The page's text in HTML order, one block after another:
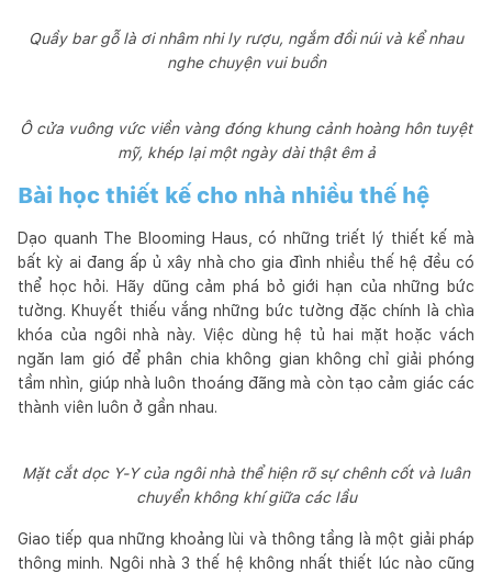
Quầy bar gỗ là ơi nhâm nhi ly rượu, ngắm đồi núi và kể nhau
nghe chuyện vui buồn
Ô cửa vuông vức viền vàng đóng khung cảnh hoàng hôn tuyệt
mỹ, khép lại một ngày dài thật êm ả
Bài học thiết kế cho nhà nhiều thế hệ
Dạo quanh The Blooming Haus, có những triết lý thiết kế mà
bất kỳ ai đang ấp ủ xây nhà cho gia đình nhiều thế hệ đều có
thể học hỏi. Hãy dũng cảm phá bỏ giới hạn của những bức
tường. Khuyết thiếu vắng những bức tường đặc chính là chìa
khóa của ngôi nhà này. Việc dùng hệ tủ hai mặt hoặc vách
ngăn lam gió để phân chia không gian không chỉ giải phóng
tầm nhìn, giúp nhà luôn thoáng đãng mà còn tạo cảm giác các
thành viên luôn ở gần nhau.
Mặt cắt dọc Y-Y của ngôi nhà thể hiện rõ sự chênh cốt và luân
chuyển không khí giữa các lầu
Giao tiếp qua những khoảng lùi và thông tầng là một giải pháp
thông minh. Ngôi nhà 3 thế hệ không nhất thiết lúc nào cũng